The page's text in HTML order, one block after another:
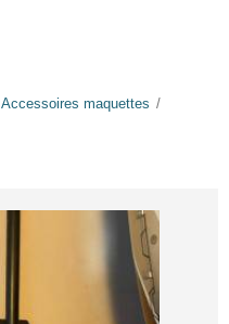
Accessoires maquettes